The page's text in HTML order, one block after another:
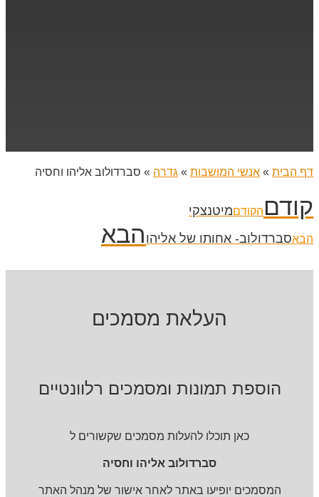
דף הבית » אנשי המושבות » גדרה » סברדולוב אליהו וחסיה
קודם הקודםמיטנצקי
הבאסברדולוב- אחותו של אליהו הבא
העלאת מסמכים
הוספת תמונות ומסמכים רלוונטיים
כאן תוכלו להעלות מסמכים שקשורים ל
סברדולוב אליהו וחסיה
המסמכים יופיעו באתר לאחר אישור של מנהל האתר